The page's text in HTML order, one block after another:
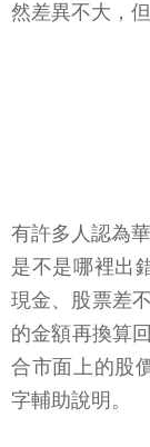
然差異不大，
有許多人認為
是不是哪裡出
現金、股票差
的金額再換算
合市面上的股
字輔助說明。